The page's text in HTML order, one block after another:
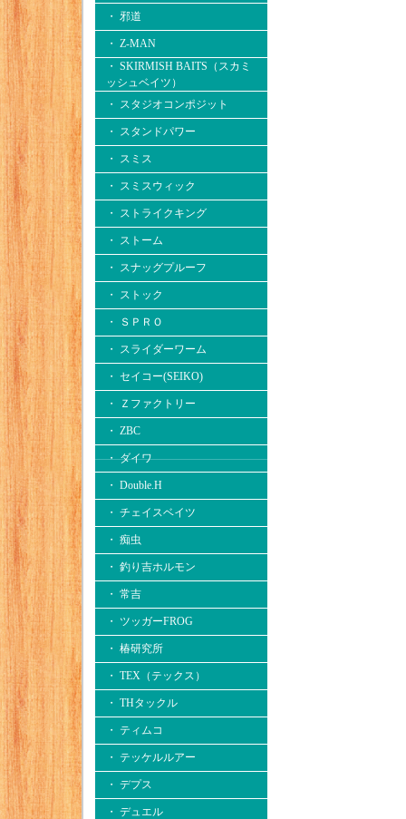
・ 邪道
・ Z-MAN
・ SKIRMISH BAITS（スカミ
ッシュベイツ）
・ スタジオコンポジット
・ スタンドパワー
・ スミス
・ スミスウィック
・ ストライクキング
・ ストーム
・ スナッグプルーフ
・ ストック
・ ＳＰＲＯ
・ スライダーワーム
・ セイコー(SEIKO)
・ Ｚファクトリー
・ ZBC
・ ダイワ
・ Double.H
・ チェイスベイツ
・ 痴虫
・ 釣り吉ホルモン
・ 常吉
・ ツッガーFROG
・ 椿研究所
・ TEX（テックス）
・ THタックル
・ ティムコ
・ テッケルルアー
・ デプス
・ デュエル